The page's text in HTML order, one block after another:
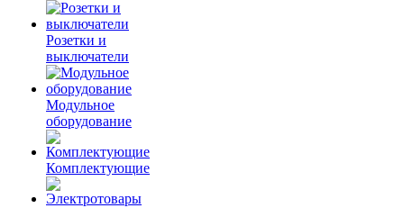
Розетки и
выключатели
Модульное
оборудование
Комплектующие